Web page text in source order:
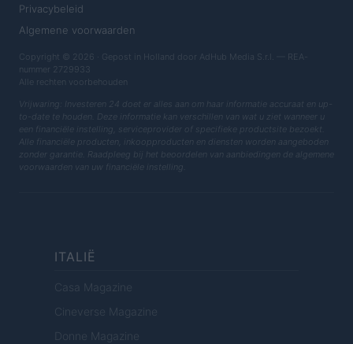
Privacybeleid
Algemene voorwaarden
Copyright © 2026 · Gepost in Holland door AdHub Media S.r.l. — REA-
nummer 2729933
Alle rechten voorbehouden
Vrijwaring: Investeren 24 doet er alles aan om haar informatie accuraat en up-
to-date te houden. Deze informatie kan verschillen van wat u ziet wanneer u
een financiële instelling, serviceprovider of specifieke productsite bezoekt.
Alle financiële producten, inkoopproducten en diensten worden aangeboden
zonder garantie. Raadpleeg bij het beoordelen van aanbiedingen de algemene
voorwaarden van uw financiële instelling.
ITALIË
Casa Magazine
Cineverse Magazine
Donne Magazine